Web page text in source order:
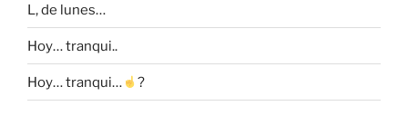
L, de lunes…
Hoy… tranqui..
Hoy… tranqui… ?